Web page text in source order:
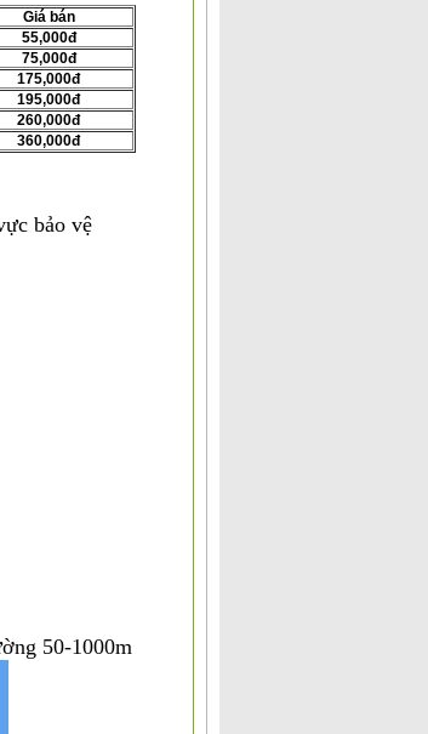
Giá bán
55,000đ
75,000đ
175,000đ
195,000đ
260,000đ
360,000đ
bảo vệ
50-1000m